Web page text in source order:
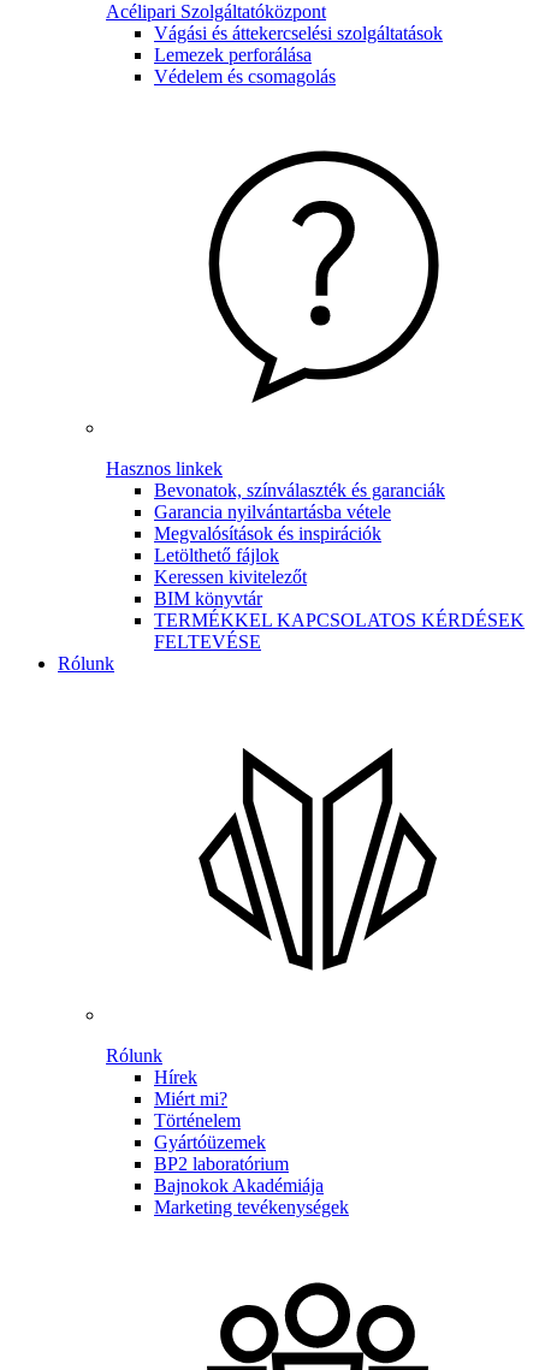
Acélipari Szolgáltatóközpont
Vágási és áttekercselési szolgáltatások
Lemezek perforálása
Védelem és csomagolás
Hasznos linkek
Bevonatok, színválaszték és garanciák
Garancia nyilvántartásba vétele
Megvalósítások és inspirációk
Letölthető fájlok
Keressen kivitelezőt
BIM könyvtár
TERMÉKKEL KAPCSOLATOS KÉRDÉSEK
FELTEVÉSE
Rólunk
Rólunk
Hírek
Miért mi?
Történelem
Gyártóüzemek
BP2 laboratórium
Bajnokok Akadémiája
Marketing tevékenységek